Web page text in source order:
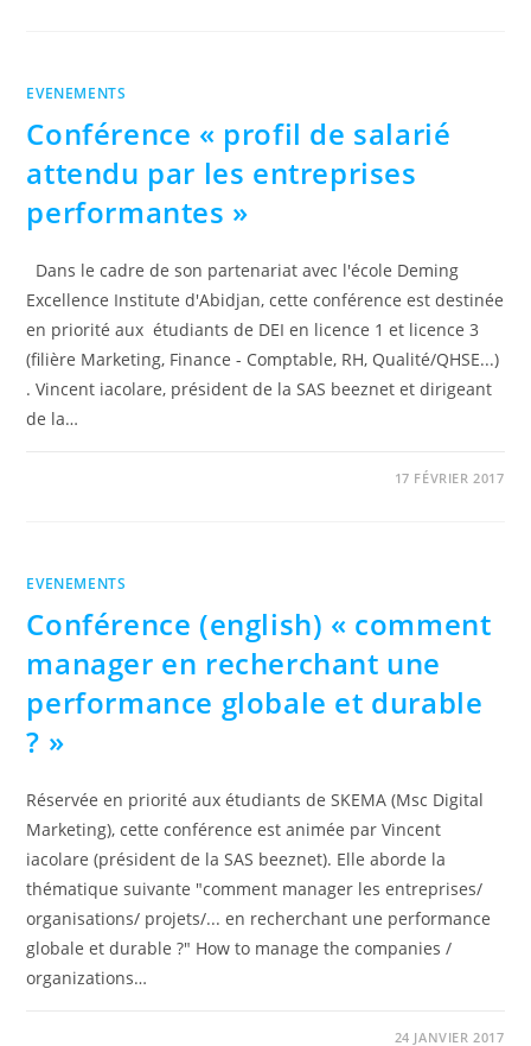
EVENEMENTS
Conférence « profil de salarié
attendu par les entreprises
performantes »
Dans le cadre de son partenariat avec l'école Deming
Excellence Institute d'Abidjan, cette conférence est destinée
en priorité aux étudiants de DEI en licence 1 et licence 3
(filière Marketing, Finance - Comptable, RH, Qualité/QHSE...)
. Vincent iacolare, président de la SAS beeznet et dirigeant
de la…
17 FÉVRIER 2017
EVENEMENTS
Conférence (english) « comment
manager en recherchant une
performance globale et durable
? »
Réservée en priorité aux étudiants de SKEMA (Msc Digital
Marketing), cette conférence est animée par Vincent
iacolare (président de la SAS beeznet). Elle aborde la
thématique suivante "comment manager les entreprises/
organisations/ projets/... en recherchant une performance
globale et durable ?" How to manage the companies /
organizations…
24 JANVIER 2017